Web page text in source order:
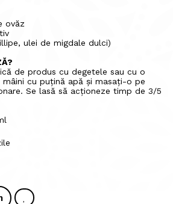
ovăz
ulei de migdale dulci)
de produs cu degetele sau cu o
cu puțină apă și masați-o pe
Se lasă să acționeze timp de 3/5